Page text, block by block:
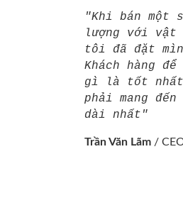
"Khi bán một
lượng với
tôi đã đặt
Khách hàng
gì là tốt
phải mang
dài nhất"
Trần Văn Lãm /